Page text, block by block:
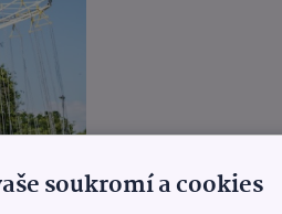
soukromí a cookies